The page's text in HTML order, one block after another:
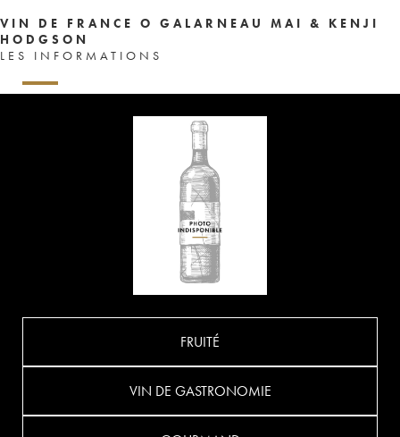
VIN DE FRANCE O GALARNEAU MAI & KENJI
HODGSON
LES INFORMATIONS
FRUITÉ
VIN DE GASTRONOMIE